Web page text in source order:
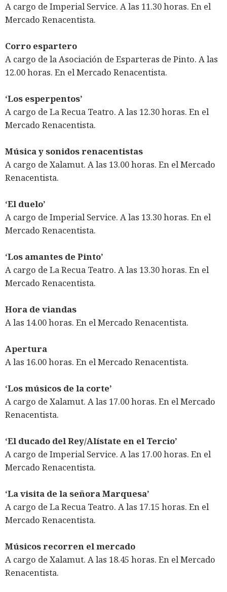
A cargo de Imperial Service. A las 11.30 horas. En el
Mercado Renacentista.
Corro espartero
A cargo de la Asociación de Esparteras de Pinto. A las
12.00 horas. En el Mercado Renacentista.
‘Los esperpentos’
A cargo de La Recua Teatro. A las 12.30 horas. En el
Mercado Renacentista.
Música y sonidos renacentistas
A cargo de Xalamut. A las 13.00 horas. En el Mercado
Renacentista.
‘El duelo’
A cargo de Imperial Service. A las 13.30 horas. En el
Mercado Renacentista.
‘Los amantes de Pinto’
A cargo de La Recua Teatro. A las 13.30 horas. En el
Mercado Renacentista.
Hora de viandas
A las 14.00 horas. En el Mercado Renacentista.
Apertura
A las 16.00 horas. En el Mercado Renacentista.
‘Los músicos de la corte’
A cargo de Xalamut. A las 17.00 horas. En el Mercado
Renacentista.
‘El ducado del Rey/Alístate en el Tercio’
A cargo de Imperial Service. A las 17.00 horas. En el
Mercado Renacentista.
‘La visita de la señora Marquesa’
A cargo de La Recua Teatro. A las 17.15 horas. En el
Mercado Renacentista.
Músicos recorren el mercado
A cargo de Xalamut. A las 18.45 horas. En el Mercado
Renacentista.